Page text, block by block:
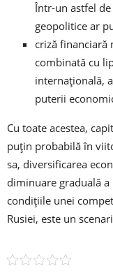
Într-un astfel
geopolitice ar
criză financiară
combinată cu
internațională,
puterii
Cu toate acestea,
puțin probabilă în
sa, diversificarea
diminuare graduală
condițiile unei
Rusiei, este un